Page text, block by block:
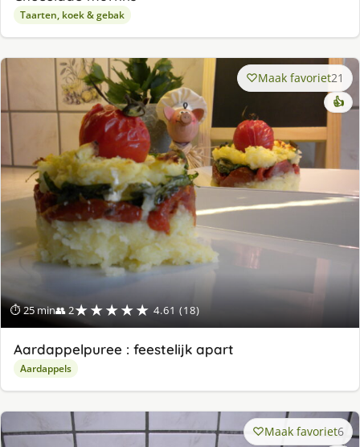
Taarten, koek & gebak
⏱ 25 min👥 2★★★★★ 4.61 (18)
Maak favoriet21
👍
Aardappelpuree : feestelijk apart
Aardappels
Maak favoriet6